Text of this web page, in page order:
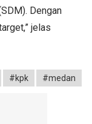
Dengan
jelas
#kpk #medan